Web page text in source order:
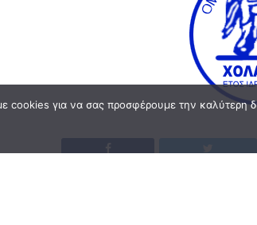
cookies για να σας προσφέρουμε την καλύτερη